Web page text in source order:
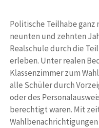
Politische Teilhabe
neunten und zehnten
Realschule durch die
erleben. Unter realen
Klassenzimmer zum
alle Schüler durch
oder des
berechtigt waren. Mit